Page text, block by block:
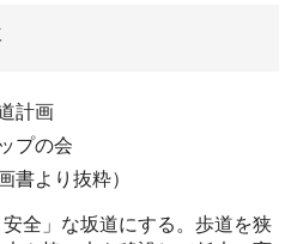
計画
プの会
書より抜粋）
全」な坂道にする。歩道を狭